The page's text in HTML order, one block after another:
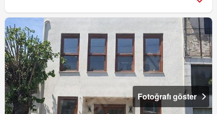
Fotoğrafı göster